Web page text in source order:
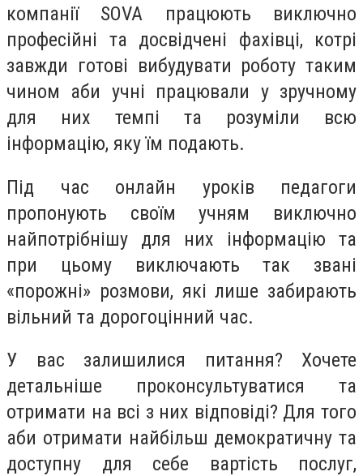
компанії SOVA працюють виключно
професійні та досвідчені фахівці, котрі
завжди готові вибудувати роботу таким
чином аби учні працювали у зручному
для них темпі та розуміли всю
інформацію, яку їм подають.
Під час онлайн уроків педагоги
пропонують своїм учням виключно
найпотрібнішу для них інформацію та
при цьому виключають так звані
«порожні» розмови, які лише забирають
вільний та дорогоцінний час.
У вас залишилися питання? Хочете
детальніше проконсультуватися та
отримати на всі з них відповіді? Для того
аби отримати найбільш демократичну та
доступну для себе вартість послуг,